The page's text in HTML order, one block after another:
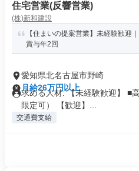
住宅営業(反響営業)
(株)新和建設
【住まいの提案営業】未経験歓迎
賞与年2回
愛知県北名古屋市野崎
月給26万円以上
求める人材: 【未経験歓迎】 ■
限定可） 【歓迎】...
交通費支給